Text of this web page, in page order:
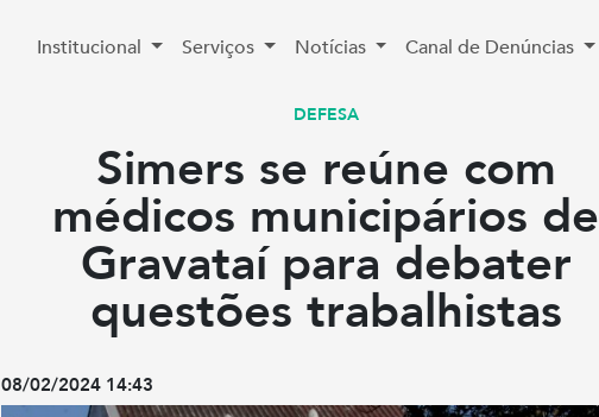
Institucional Serviços Notícias Canal de Denúncias
DEFESA
Simers se reúne com
médicos municipários de
Gravataí para debater
questões trabalhistas
08/02/2024 14:43